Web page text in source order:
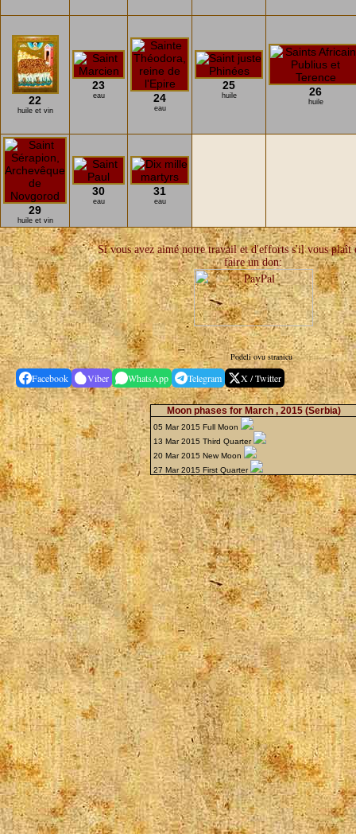
22
huile et vin
23
eau 24
eau
25
huile 26
huile
29
huile et vin
30
eau
31
eau
Si vous avez aimé notre travail et d'efforts s'il vous plaît
faire un don:
Podeli ovu stranicu
Facebook Viber WhatsApp Telegram X / Twitter
Moon phases for March , 2015 (Serbia)
05 Mar 2015 Full Moon
13 Mar 2015 Third Quarter
20 Mar 2015 New Moon
27 Mar 2015 First Quarter